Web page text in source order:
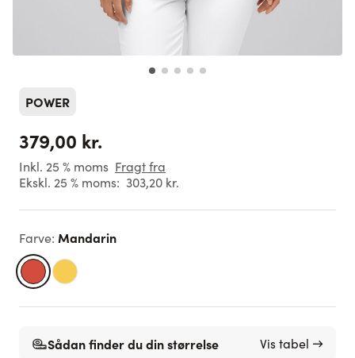
POWER
379,00 kr.
Inkl. 25 % moms Fragt fra
Ekskl. 25 % moms: 303,20 kr.
Farve: Mandarin
Sådan finder du din størrelse Vis tabel →